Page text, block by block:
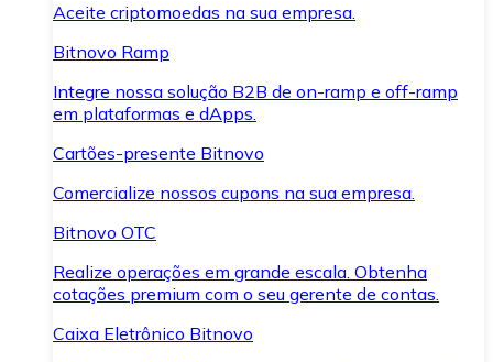
Aceite criptomoedas na sua empresa.
Bitnovo Ramp
Integre nossa solução B2B de on-ramp e off-ramp
em plataformas e dApps.
Cartões-presente Bitnovo
Comercialize nossos cupons na sua empresa.
Bitnovo OTC
Realize operações em grande escala. Obtenha
cotações premium com o seu gerente de contas.
Caixa Eletrônico Bitnovo